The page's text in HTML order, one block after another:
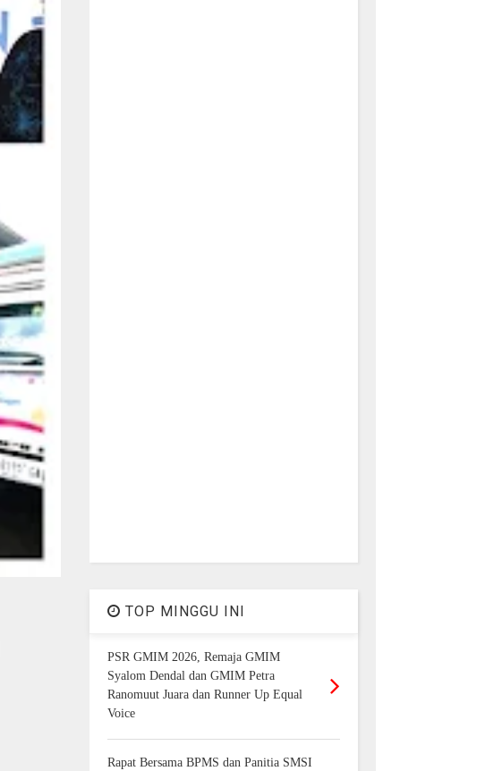
TOP MINGGU INI
PSR GMIM 2026, Remaja GMIM
Syalom Dendal dan GMIM Petra
Ranomuut Juara dan Runner Up Equal
Voice
Rapat Bersama BPMS dan Panitia SMSI